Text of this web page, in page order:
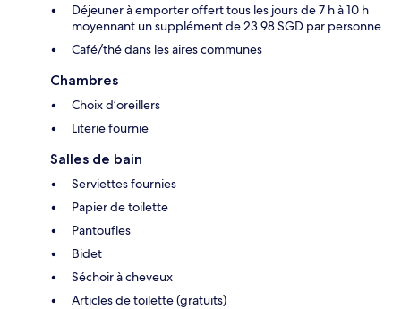
Déjeuner à emporter offert tous les jours de 7 h à 10 h
moyennant un supplément de 23.98 SGD par personne.
Café/thé dans les aires communes
Chambres
Choix d’oreillers
Literie fournie
Salles de bain
Serviettes fournies
Papier de toilette
Pantoufles
Bidet
Séchoir à cheveux
Articles de toilette (gratuits)